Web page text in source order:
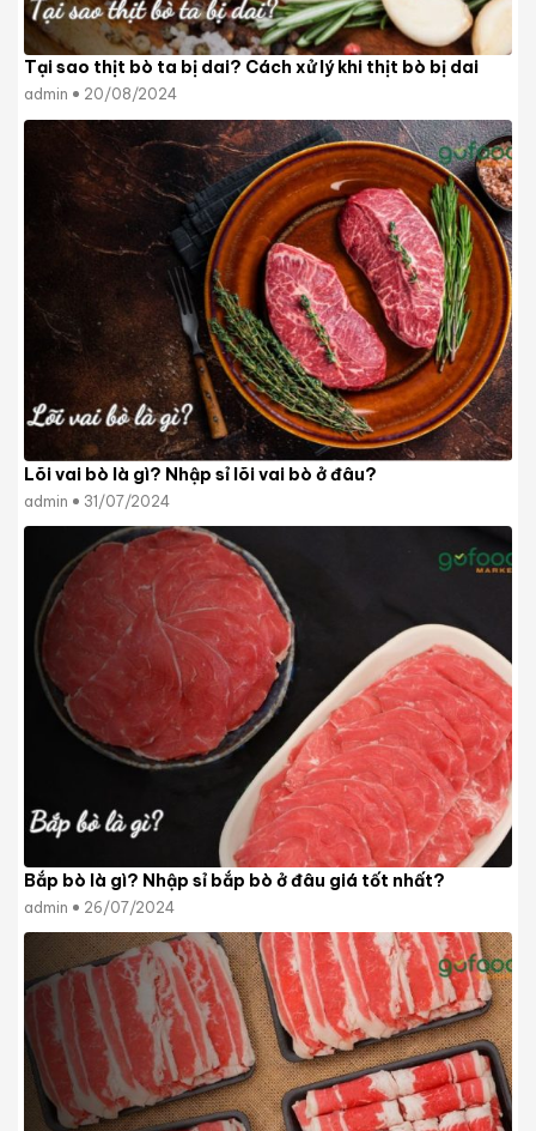
Tại sao thịt bò ta bị dai? Cách xử lý khi thịt bò bị dai
admin 20/08/2024
Lõi vai bò là gì? Nhập sỉ lõi vai bò ở đâu?
admin 31/07/2024
Bắp bò là gì? Nhập sỉ bắp bò ở đâu giá tốt nhất?
admin 26/07/2024